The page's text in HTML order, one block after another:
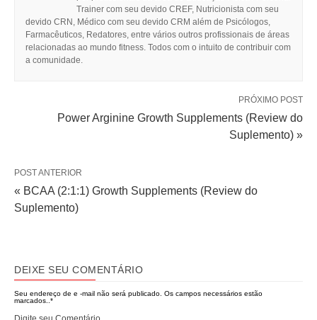
Trainer com seu devido CREF, Nutricionista com seu
devido CRN, Médico com seu devido CRM além de Psicólogos,
Farmacêuticos, Redatores, entre vários outros profissionais de áreas
relacionadas ao mundo fitness. Todos com o intuito de contribuir com
a comunidade.
PRÓXIMO POST
Power Arginine Growth Supplements (Review do
Suplemento) »
POST ANTERIOR
« BCAA (2:1:1) Growth Supplements (Review do
Suplemento)
DEIXE SEU COMENTÁRIO
Seu endereço de e -mail não será publicado. Os campos necessários estão
marcados.. *